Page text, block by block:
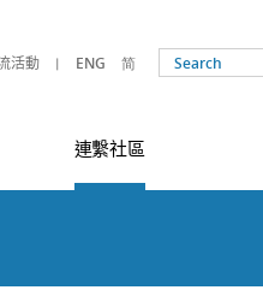
活動 ENG 简
連繫社區